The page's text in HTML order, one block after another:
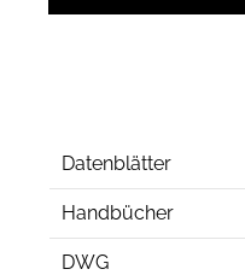
Datenblätter
Handbücher
DWG